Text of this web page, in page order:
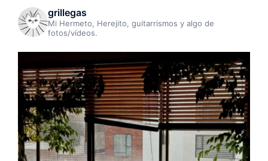
grillegas
Mi Hermeto, Herejito, guitarrismos y algo de
fotos/vídeos.